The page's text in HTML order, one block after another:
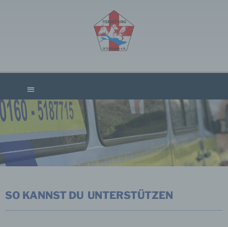
UNTERSTÜTZUNG
SO KANNST DU UNTERSTÜTZEN